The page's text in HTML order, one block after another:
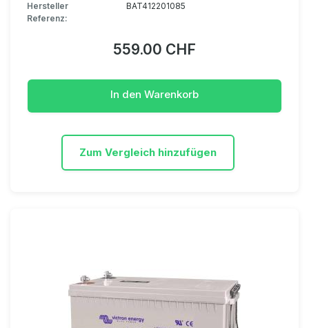
Hersteller
Referenz:
BAT412201085
559.00 CHF
In den Warenkorb
Zum Vergleich hinzufügen